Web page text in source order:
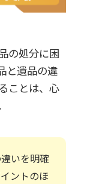
る
の処分に困
と遺品の違
ことは、心
いを明確
ントのほ